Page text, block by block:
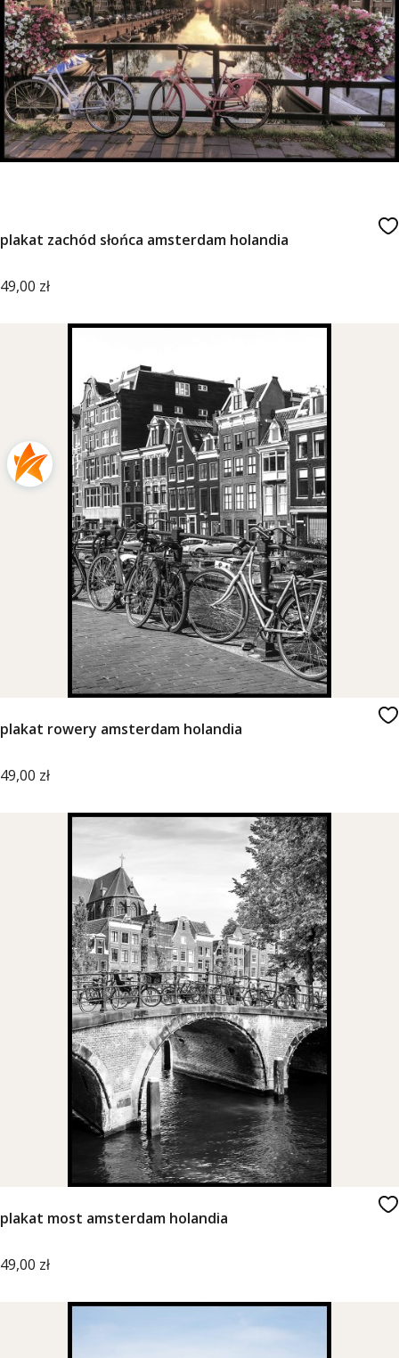
plakat zachód słońca amsterdam holandia
Cena
49,00 zł
plakat rowery amsterdam holandia
Cena
49,00 zł
plakat most amsterdam holandia
Cena
49,00 zł